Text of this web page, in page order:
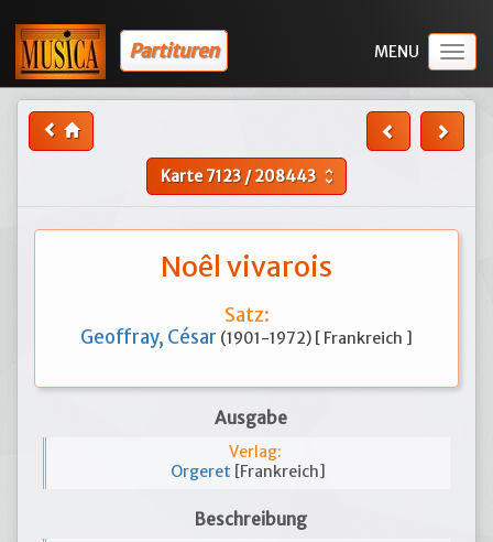
Partituren
Karte7123/208443 unfold_more
Noêl vivarois
Satz:
Geoffray, César (1901-1972) [ Frankreich ]
Ausgabe
Verlag:
Orgeret [Frankreich]
Beschreibung